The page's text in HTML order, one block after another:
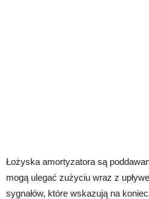
Łożyska amortyzatora są
mogą ulegać zużyciu wraz z
sygnałów, które wskazują na